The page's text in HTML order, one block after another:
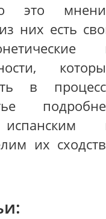
это
них есть
в
их